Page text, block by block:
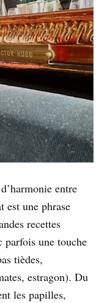
entre
est une phrase
recettes
parfois une touche
tièdes,
estragon). Du
les papilles,